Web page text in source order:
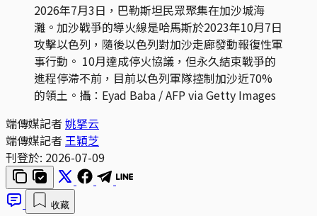
2026年7月3日，巴勒斯坦民眾聚集在加沙城海
灘。加沙戰爭的導火線是哈馬斯於2023年10月7日
攻擊以色列，隨後以色列對加沙走廊發動報復性軍
事行動。 10月達成停火協議，但永久結束戰爭的
進程停滯不前，目前以色列軍隊控制加沙近70%
的領土。攝：Eyad Baba / AFP via Getty Images
端傳媒記者 姚拏云
端傳媒記者 王穎芝
刊登於: 2026-07-09
收藏